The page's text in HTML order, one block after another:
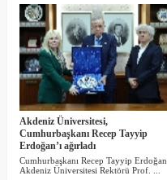
Akdeniz Üniversitesi,
Cumhurbaşkanı Recep Tayyip
Erdoğan’ı ağırladı
Cumhurbaşkanı Recep Tayyip Erdoğan,
Akdeniz Üniversitesi Rektörü Prof. ...